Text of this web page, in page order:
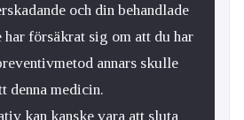
och din behandlade
har försäkrat sig om att du har
annars skulle
denna medicin.
kan kanske vara att sluta